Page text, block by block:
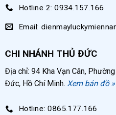
ngoài được bọc vải bố
gập gãy dây.
được trang bị vú bơm
dễ dàng bơm mỡ tại
Hệ thống bánh xe, tay
Hotline 2: 0934.157.166
Email:
CHI NHÁNH THỦ ĐỨC
Địa chỉ: 94 Kha Vạn Cân,
Đức, Hồ Chí Minh. Xem bản đồ »
Hotline: 0865.177.166